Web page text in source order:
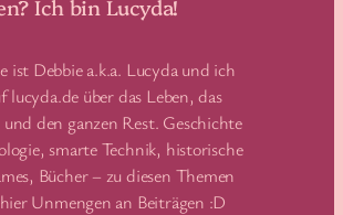
Ich bin Lucyda!
ist Debbie a.k.a. Lucyda und ich
lucyda.de über das Leben, das
den ganzen Rest. Geschichte
smarte Technik, historische
Bücher – zu diesen Themen
Unmengen an Beiträgen :D